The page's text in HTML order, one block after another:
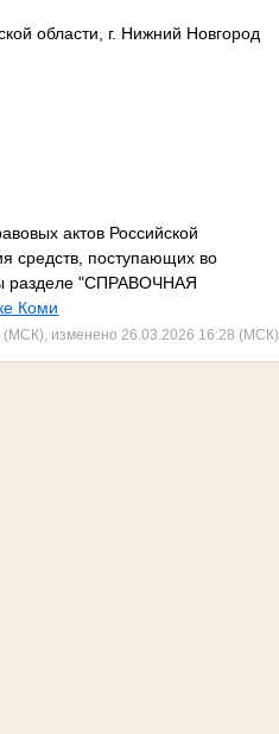
области, г. Нижний Новгород
актов Российской
средств, поступающих во
разделе "СПРАВОЧНАЯ
Коми
(МСК), изменено 26.03.2026 16:28 (МСК)